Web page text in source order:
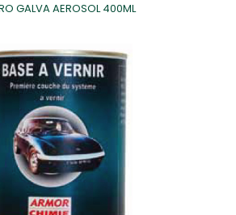
GALVA AEROSOL 400ML